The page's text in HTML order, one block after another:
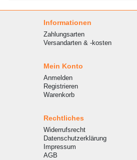
Informationen
Zahlungsarten
Versandarten & -kosten
Mein Konto
Anmelden
Registrieren
Warenkorb
Rechtliches
Widerrufsrecht
Datenschutzerklärung
Impressum
AGB